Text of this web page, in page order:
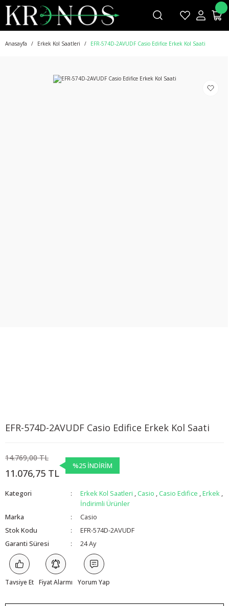
Anasayfa Erkek Kol Saatleri EFR-574D-2AVUDF Casio Edifice Erkek Kol Saati
EFR-574D-2AVUDF Casio Edifice Erkek Kol Saati
14.769,00 TL
11.076,75 TL
%25 İNDİRİM
Kategori Erkek Kol Saatleri , Casio , Casio Edifice ,Erkek ,
İndirimli Ürünler
Marka
Casio
Stok Kodu
EFR-574D-2AVUDF
Garanti Süresi
24 Ay
Tavsiye Et Fiyat Alarmı Yorum Yap